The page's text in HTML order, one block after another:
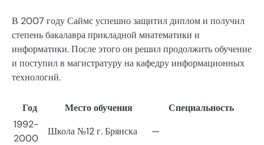
В 2007 году Саймс успешно защитил диплом и получил
степень бакалавра прикладной мнатематики и
информатики. После этого он решил продолжить обучение
и поступил в магистратуру на кафедру информационных
технологий.
Год Место обучения
Специальность
1992-
2000
Школа №12 г. Брянска —